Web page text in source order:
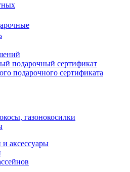
подарочный сертификат
газонокосилки
и аксессуары